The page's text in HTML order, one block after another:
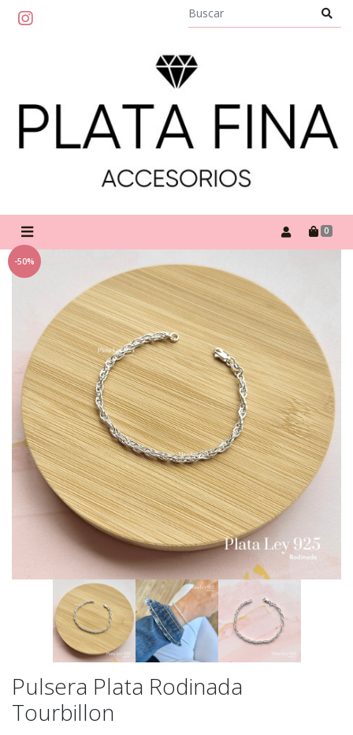
0
-50%
Pulsera Plata Rodinada
Tourbillon